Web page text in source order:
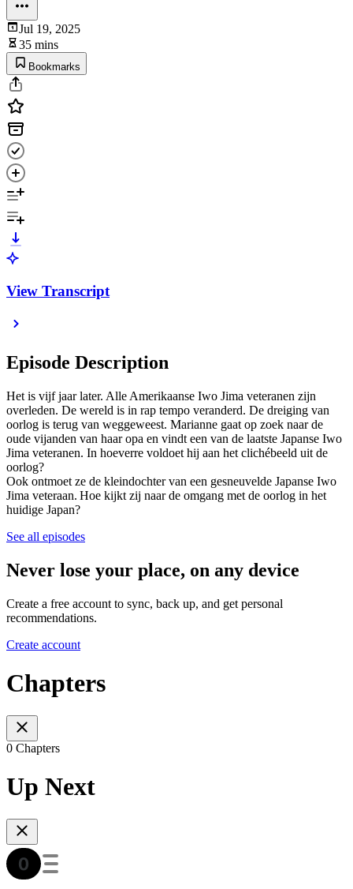
Jul 19, 2025
35 mins
Bookmarks
View Transcript
Episode Description
Het is vijf jaar later. Alle Amerikaanse Iwo Jima veteranen zijn
overleden. De wereld is in rap tempo veranderd. De dreiging van
oorlog is terug van weggeweest. Marianne gaat op zoek naar de
oude vijanden van haar opa en vindt een van de laatste Japanse Iwo
Jima veteranen. In hoeverre voldoet hij aan het clichébeeld uit de
oorlog?
Ook ontmoet ze de kleindochter van een gesneuvelde Japanse Iwo
Jima veteraan. Hoe kijkt zij naar de omgang met de oorlog in het
huidige Japan?
See all episodes
Never lose your place, on any device
Create a free account to sync, back up, and get personal
recommendations.
Create account
Chapters
0 Chapters
Up Next